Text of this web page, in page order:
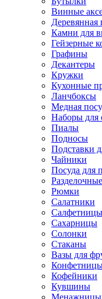
Винные
Деревянная
Камни для
Гейзерные
Графины
Декантеры
Кружки
Кухонные
Ланчбоксы
Медная
Наборы для
Пиалы
Подносы
Подставки
Чайники
Посуда для
Рюмки
Салатники
Салфетницы
Сахарницы
Солонки
Стаканы
Вазы для
Кофейники
Кувшины
Менажницы